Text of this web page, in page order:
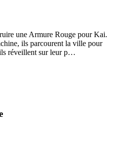
une Armure Rouge pour Kai.
ils parcourent la ville pour
réveillent sur leur p…